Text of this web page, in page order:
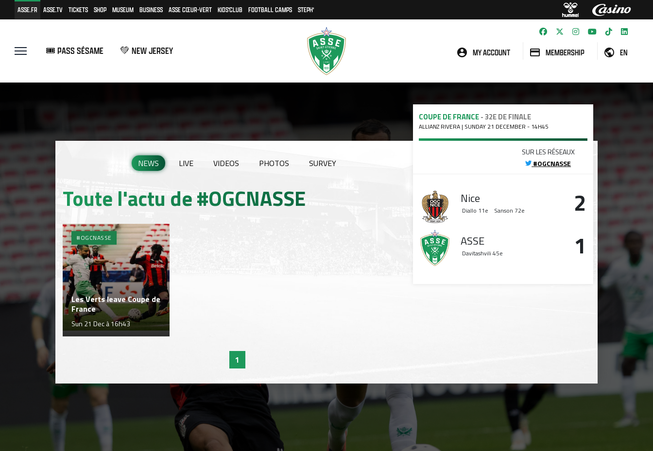
ASSE.FR ASSE.TV TICKETS SHOP MUSEUM BUSINESS ASSE CŒUR-VERT KIDS'CLUB FOOTBALL CAMPS STEPH'
🎟️ PASS SÉSAME 💚 NEW JERSEY MY ACCOUNT MEMBERSHIP EN
COUPE DE FRANCE- 32E DE FINALE
ALLIANZ RIVERA | SUNDAY 21 DECEMBER - 14H45
SUR LES RÉSEAUX
#OGCNASSE
Nice
Diallo 11e Sanson 72e 2
ASSE
Davitashvili 45e 1
NEWS LIVE VIDEOS PHOTOS SURVEY
Toute l'actu de #OGCNASSE
#OGCNASSE
Les Verts leave Coupe de
France
Sun 21 Dec à 16h43
1
EXPÉRIENCES ASSE